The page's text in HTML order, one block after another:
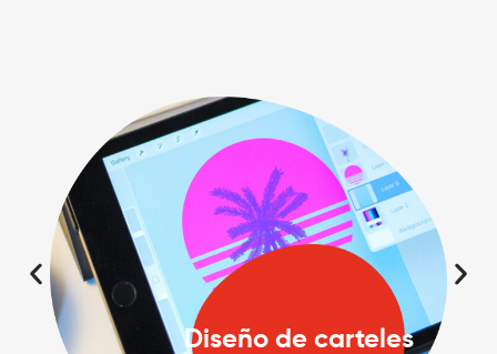
Diseño de carteles